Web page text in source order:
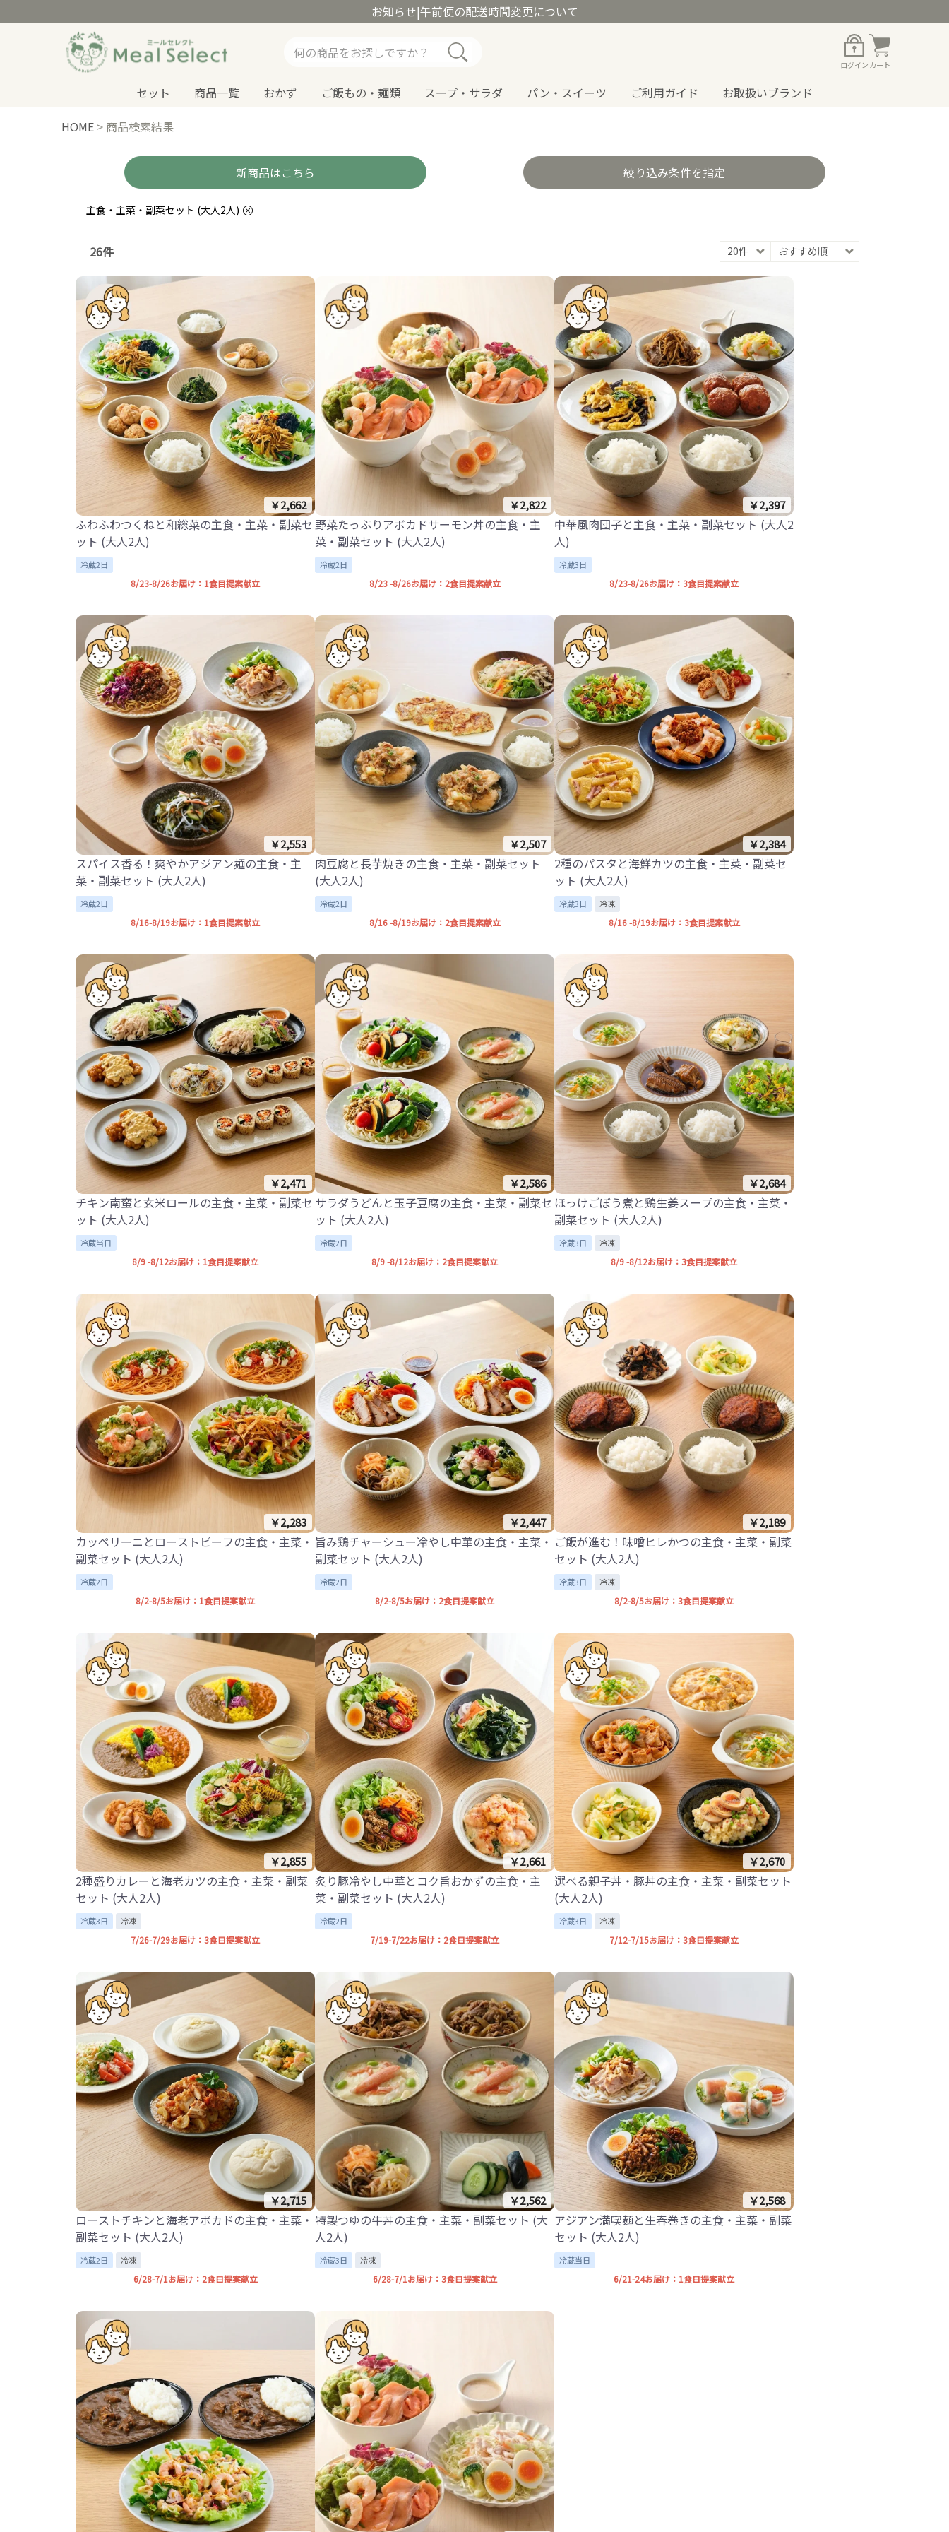
お知らせ|午前便の配送時間変更について
ログイン カート
セット 商品一覧 おかず ご飯もの・麺類 スープ・サラダ パン・スイーツ ご利用ガイド
お取扱いブランド
HOME > 商品検索結果
新商品はこちら 絞り込み条件を指定
主食・主菜・副菜セット (大人2人)
26件
￥2,662
ふわふわつくねと和総菜の主食・主菜・副菜セ
ット (大人2人)
冷蔵2日
8/23-8/26お届け：1食目提案献立
￥2,822
野菜たっぷりアボカドサーモン丼の主食・主
菜・副菜セット (大人2人)
冷蔵2日
8/23 -8/26お届け：2食目提案献立
￥2,397
中華風肉団子と主食・主菜・副菜セット (大人2
人)
冷蔵3日
8/23-8/26お届け：3食目提案献立
￥2,553
スパイス香る！爽やかアジアン麺の主食・主
菜・副菜セット (大人2人)
冷蔵2日
8/16-8/19お届け：1食目提案献立
￥2,507
肉豆腐と長芋焼きの主食・主菜・副菜セット
(大人2人)
冷蔵2日
8/16 -8/19お届け：2食目提案献立
￥2,384
2種のパスタと海鮮カツの主食・主菜・副菜セ
ット (大人2人)
冷蔵3日 冷凍
8/16 -8/19お届け：3食目提案献立
￥2,471
チキン南蛮と玄米ロールの主食・主菜・副菜セ
ット (大人2人)
冷蔵当日
8/9 -8/12お届け：1食目提案献立
￥2,586
サラダうどんと玉子豆腐の主食・主菜・副菜セ
ット (大人2人)
冷蔵2日
8/9 -8/12お届け：2食目提案献立
￥2,684
ほっけごぼう煮と鶏生姜スープの主食・主菜・
副菜セット (大人2人)
冷蔵3日 冷凍
8/9 -8/12お届け：3食目提案献立
￥2,283
カッペリーニとローストビーフの主食・主菜・
副菜セット (大人2人)
冷蔵2日
8/2-8/5お届け：1食目提案献立
￥2,447
旨み鶏チャーシュー冷やし中華の主食・主菜・
副菜セット (大人2人)
冷蔵2日
8/2-8/5お届け：2食目提案献立
￥2,189
ご飯が進む！味噌ヒレかつの主食・主菜・副菜
セット (大人2人)
冷蔵3日 冷凍
8/2-8/5お届け：3食目提案献立
￥2,855
2種盛りカレーと海老カツの主食・主菜・副菜
セット (大人2人)
冷蔵3日 冷凍
7/26-7/29お届け：3食目提案献立
￥2,661
炙り豚冷やし中華とコク旨おかずの主食・主
菜・副菜セット (大人2人)
冷蔵2日
7/19-7/22お届け：2食目提案献立
￥2,670
選べる親子丼・豚丼の主食・主菜・副菜セット
(大人2人)
冷蔵3日 冷凍
7/12-7/15お届け：3食目提案献立
￥2,715
ローストチキンと海老アボカドの主食・主菜・
副菜セット (大人2人)
冷蔵2日 冷凍
6/28-7/1お届け：2食目提案献立
￥2,562
特製つゆの牛丼の主食・主菜・副菜セット (大
人2人)
冷蔵3日 冷凍
6/28-7/1お届け：3食目提案献立
￥2,568
アジアン満喫麺と生春巻きの主食・主菜・副菜
セット (大人2人)
冷蔵当日
6/21-24お届け：1食目提案献立